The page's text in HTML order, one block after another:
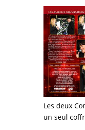
Les deux
un seul